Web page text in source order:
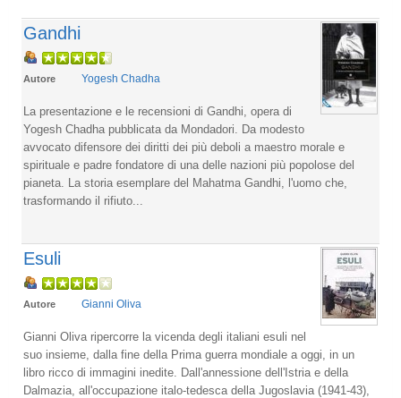
Gandhi
Autore Yogesh Chadha
La presentazione e le recensioni di Gandhi, opera di
Yogesh Chadha pubblicata da Mondadori. Da modesto
avvocato difensore dei diritti dei più deboli a maestro morale e
spirituale e padre fondatore di una delle nazioni più popolose del
pianeta. La storia esemplare del Mahatma Gandhi, l'uomo che,
trasformando il rifiuto...
Esuli
Autore Gianni Oliva
Gianni Oliva ripercorre la vicenda degli italiani esuli nel
suo insieme, dalla fine della Prima guerra mondiale a oggi, in un
libro ricco di immagini inedite. Dall'annessione dell'Istria e della
Dalmazia, all'occupazione italo-tedesca della Jugoslavia (1941-43),